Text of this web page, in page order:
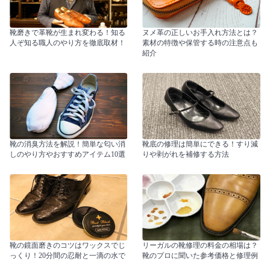
靴磨きで革靴が生まれ変わる！知る
人ぞ知る職人のやり方を徹底取材！
ヌメ革の正しいお手入れ方法とは？
素材の特徴や保管する時の注意点も
紹介
靴の消臭方法を解説！簡単な匂い消
しのやり方やおすすめアイテム10選
靴底の修理は簡単にできる！すり減
りや剥がれを補修する方法
靴の鏡面磨きのコツはワックスでじ
っくり！20分間の忍耐と一滴の水で
リーガルの靴修理の料金の相場は？
靴のプロに聞いた参考価格と修理例